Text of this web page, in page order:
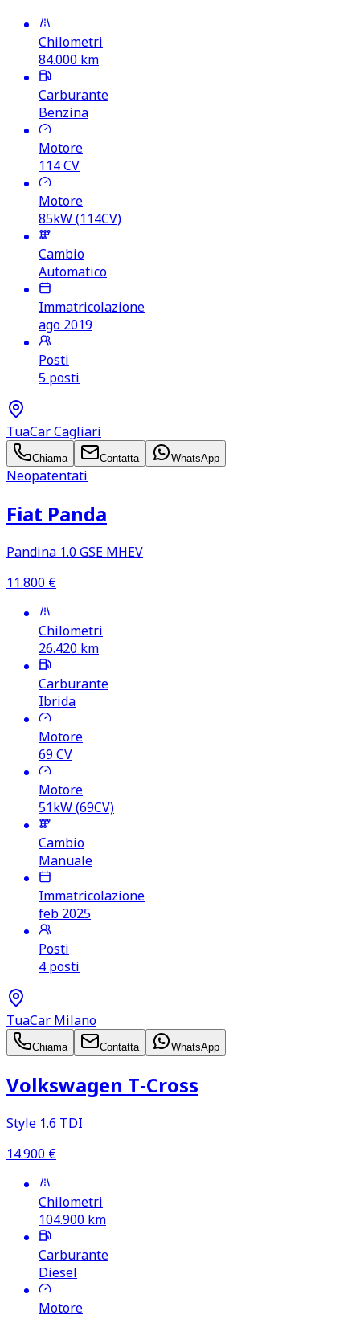
Chilometri
84.000 km
Carburante
Benzina
Motore
114CV
Motore
85kW (114CV)
Cambio
Automatico
Immatricolazione
ago 2019
Posti
5 posti
TuaCar Cagliari
Chiama Contatta WhatsApp
Neopatentati
Fiat Panda
Pandina 1.0 GSE MHEV
11.800 €
Chilometri
26.420 km
Carburante
Ibrida
Motore
69CV
Motore
51kW (69CV)
Cambio
Manuale
Immatricolazione
feb 2025
Posti
4 posti
TuaCar Milano
Chiama Contatta WhatsApp
Volkswagen T‑Cross
Style 1.6 TDI
14.900 €
Chilometri
104.900 km
Carburante
Diesel
Motore